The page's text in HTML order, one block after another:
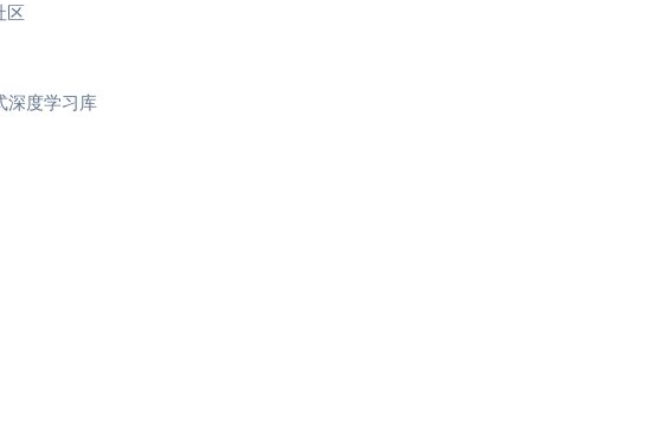
区
深度学习库